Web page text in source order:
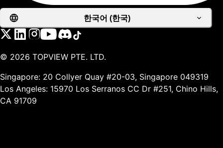
한국어 (한국)
© 2026 TOPVIEW PTE. LTD.
Singapore: 20 Collyer Quay #20-03, Singapore 049319
Los Angeles: 15970 Los Serranos CC Dr #251, Chino Hills,
CA 91709